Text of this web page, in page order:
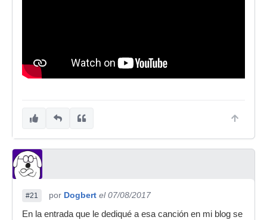
#21 por Dogbert el 07/08/2017
En la entrada que le dediqué a esa canción en mi blog se